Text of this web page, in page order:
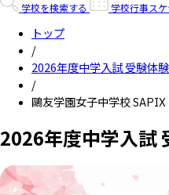
学校を検索する
学校行事ス
トップ
/
2026年度中学入試 受験体
/
鷗友学園女子中学校 SAPIX
2026年度中学入試